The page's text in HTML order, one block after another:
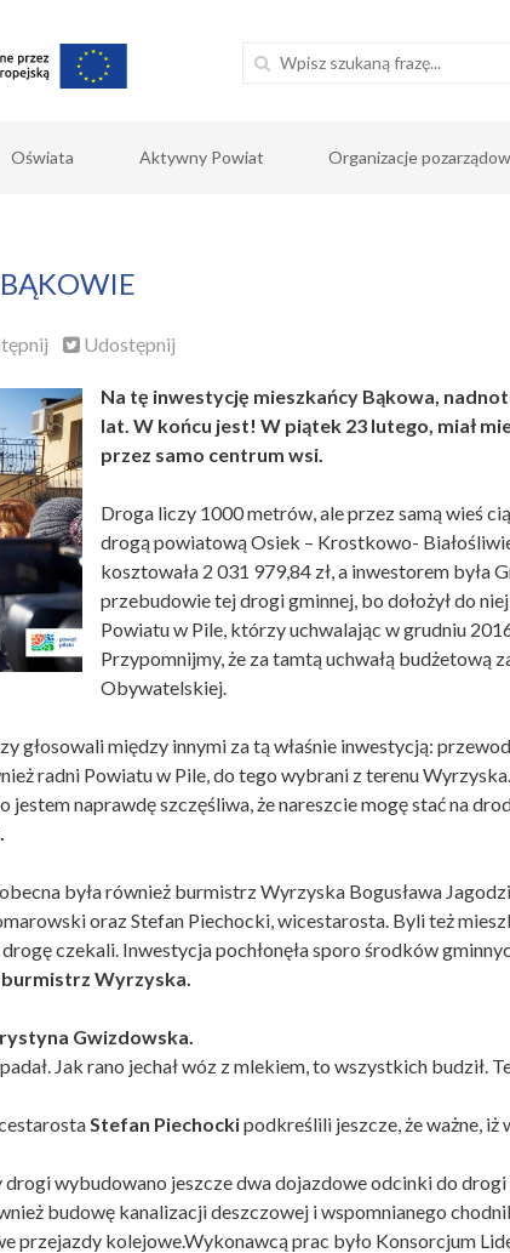
Oświata Aktywny Powiat Organizacje
Udostępnij
Na tę inwestycję mieszkańcy Bąkowa,
lat. W końcu jest! W piątek 23 lutego, miał
przez samo centrum wsi.
Droga liczy 1000 metrów, ale przez samą wieś
drogą powiatową Osiek – Krostkowo-
kosztowała 2 031 979,84 zł, a inwestorem
przebudowie tej drogi gminnej, bo dołożył do
Powiatu w Pile, którzy uchwalając w grudniu
Przypomnijmy, że za tamtą uchwałą
Obywatelskiej.
głosowali między innymi za tą właśnie inwestycją:
radni Powiatu w Pile, do tego wybrani z terenu Wyrzyska.
jestem naprawdę szczęśliwa, że nareszcie mogę stać na
była również burmistrz Wyrzyska Bogusława
oraz Stefan Piechocki, wicestarosta. Byli też
czekali. Inwestycja pochłonęła sporo środków
burmistrz Wyrzyska.
Gwizdowska.
Jak rano jechał wóz z mlekiem, to wszystkich budził.
Stefan Piechockipodkreślili jeszcze, że ważne,
wybudowano jeszcze dwa dojazdowe odcinki do
budowę kanalizacji deszczowej i wspomnianego
przejazdy kolejowe.Wykonawcą prac było Konsorcjum